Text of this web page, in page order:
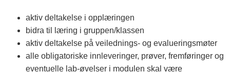
aktiv deltakelse i opplæringen
bidra til læring i gruppen/klassen
aktiv deltakelse på veilednings- og evalueringsmøter
alle obligatoriske innleveringer, prøver, fremføringer og
eventuelle lab-øvelser i modulen skal være